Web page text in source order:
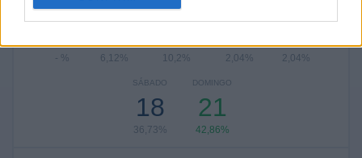
LUNES
- %
MARTES
6,12%
MIÉRCOLES
10,2% 2,04% 2,04%
SÁBADO
18
36,73%
DOMINGO
21
42,86%